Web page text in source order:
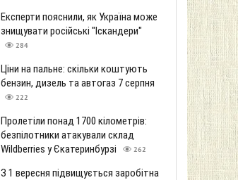
Експерти пояснили, як Україна може
знищувати російські "Іскандери"
284
Ціни на пальне: скільки коштують
бензин, дизель та автогаз 7 серпня
222
Пролетіли понад 1700 кілометрів:
безпілотники атакували склад
Wildberries у Єкатеринбурзі
262
З 1 вересня підвищується заробітна